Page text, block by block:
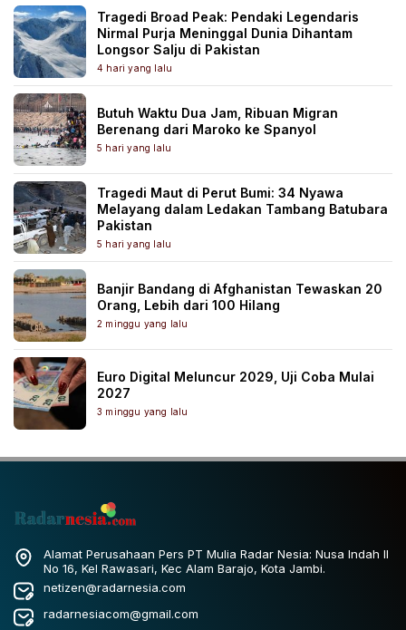
Tragedi Broad Peak: Pendaki Legendaris
Nirmal Purja Meninggal Dunia Dihantam
Longsor Salju di Pakistan
4 hari yang lalu
Butuh Waktu Dua Jam, Ribuan Migran
Berenang dari Maroko ke Spanyol
5 hari yang lalu
Tragedi Maut di Perut Bumi: 34 Nyawa
Melayang dalam Ledakan Tambang Batubara
Pakistan
5 hari yang lalu
Banjir Bandang di Afghanistan Tewaskan 20
Orang, Lebih dari 100 Hilang
2 minggu yang lalu
Euro Digital Meluncur 2029, Uji Coba Mulai
2027
3 minggu yang lalu
Alamat Perusahaan Pers PT Mulia Radar Nesia: Nusa Indah II
No 16, Kel Rawasari, Kec Alam Barajo, Kota Jambi.
netizen@radarnesia.com
radarnesiacom@gmail.com